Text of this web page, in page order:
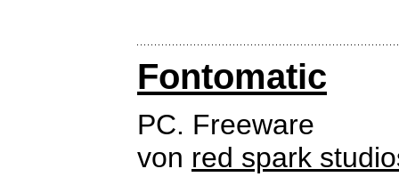
Fontomatic
PC. Freeware
von red spark